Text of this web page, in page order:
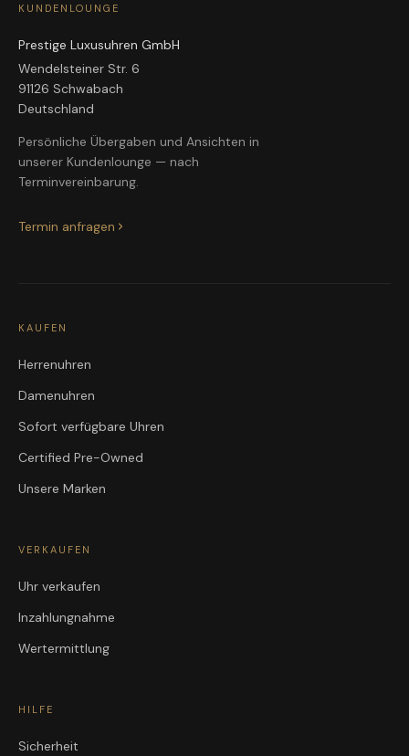
KUNDENLOUNGE
Prestige Luxusuhren GmbH
Wendelsteiner Str. 6
91126 Schwabach
Deutschland
Persönliche Übergaben und Ansichten in
unserer Kundenlounge — nach
Terminvereinbarung.
Termin anfragen
KAUFEN
Herrenuhren
Damenuhren
Sofort verfügbare Uhren
Certified Pre-Owned
Unsere Marken
VERKAUFEN
Uhr verkaufen
Inzahlungnahme
Wertermittlung
HILFE
Sicherheit